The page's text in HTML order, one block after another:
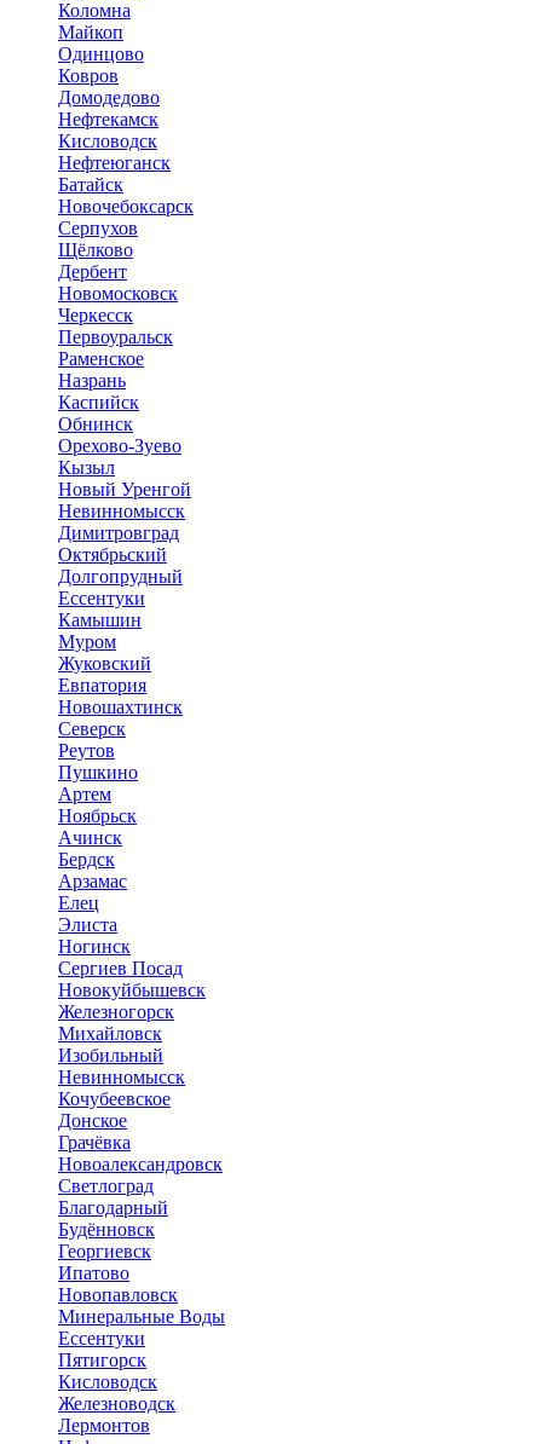
Коломна
Майкоп
Одинцово
Ковров
Домодедово
Нефтекамск
Кисловодск
Нефтеюганск
Батайск
Новочебоксарск
Серпухов
Щёлково
Дербент
Новомосковск
Черкесск
Первоуральск
Раменское
Назрань
Каспийск
Обнинск
Орехово-Зуево
Кызыл
Новый Уренгой
Невинномысск
Димитровград
Октябрьский
Долгопрудный
Ессентуки
Камышин
Муром
Жуковский
Евпатория
Новошахтинск
Северск
Реутов
Пушкино
Артем
Ноябрьск
Ачинск
Бердск
Арзамас
Елец
Элиста
Ногинск
Сергиев Посад
Новокуйбышевск
Железногорск
Михайловск
Изобильный
Невинномысск
Кочубеевское
Донское
Грачёвка
Новоалександровск
Светлоград
Благодарный
Будённовск
Георгиевск
Ипатово
Новопавловск
Минеральные Воды
Ессентуки
Пятигорск
Кисловодск
Железноводск
Лермонтов